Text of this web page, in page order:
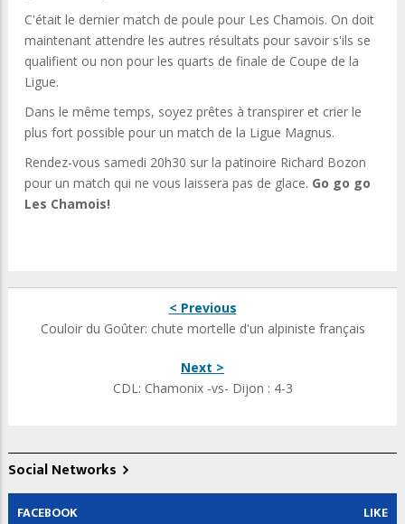
C'était le dernier match de poule pour Les Chamois. On doit
maintenant attendre les autres résultats pour savoir s'ils se
qualifient ou non pour les quarts de finale de Coupe de la
Ligue.
Dans le même temps, soyez prêtes à transpirer et crier le
plus fort possible pour un match de la Ligue Magnus.
Rendez-vous samedi 20h30 sur la patinoire Richard Bozon
pour un match qui ne vous laissera pas de glace. Go go go
Les Chamois!
< Previous
Couloir du Goûter: chute mortelle d'un alpiniste français
Next >
CDL: Chamonix -vs- Dijon : 4-3
Social Networks
FACEBOOK LIKE